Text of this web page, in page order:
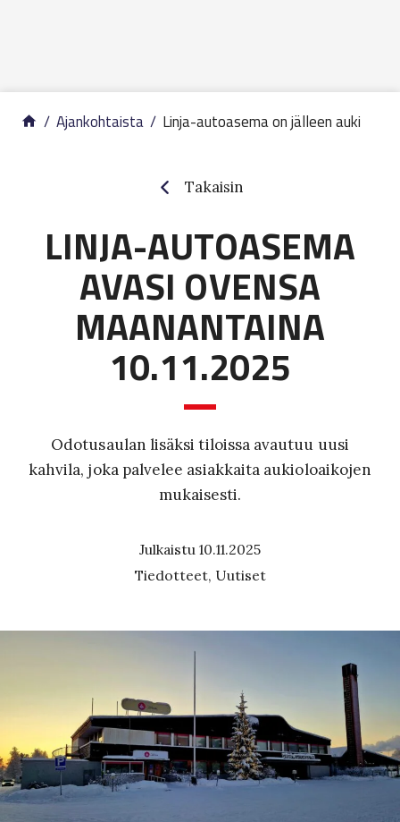
Ajankohtaista Linja-autoasema on jälleen auki
Takaisin
LINJA-AUTOASEMA
AVASI OVENSA
MAANANTAINA
10.11.2025
Odotusaulan lisäksi tiloissa avautuu uusi
kahvila, joka palvelee asiakkaita aukioloaikojen
mukaisesti.
Julkaistu 10.11.2025
Tiedotteet, Uutiset